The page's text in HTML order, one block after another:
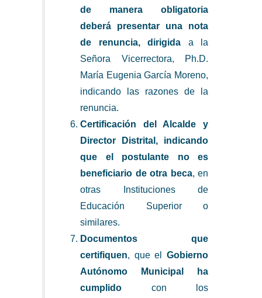
de manera obligatoria
deberá presentar una nota
de renuncia, dirigida a la
Señora Vicerrectora, Ph.D.
María Eugenia García Moreno,
indicando las razones de la
renuncia.
Certificación del Alcalde y
Director Distrital, indicando
que el postulante no es
beneficiario de otra beca, en
otras Instituciones de
Educación Superior o
similares.
Documentos que
certifiquen, que el
Gobierno
Autónomo Municipal ha
cumplido con los